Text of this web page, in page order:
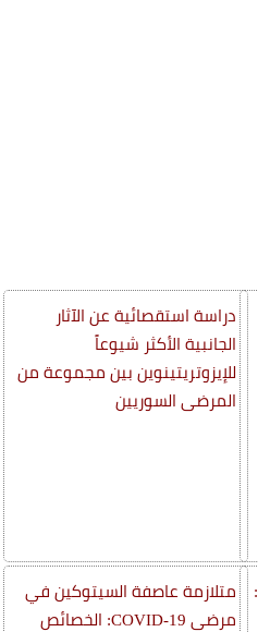
المناهج العلاجية لـ COVID 19:
دراسة استقصائية عن الآثار
الجانبية الأكثر شيوعاً
للإيزوتريتينوين بين مجموعة من
المرضى السوريين
متلازمة عاصفة السيتوكين في
مرضى COVID-19: الخصائص